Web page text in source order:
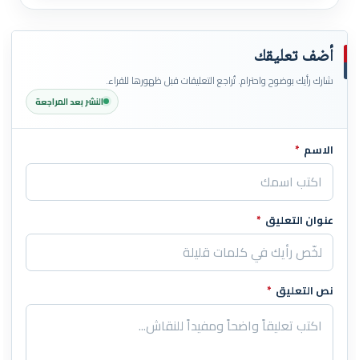
أضف تعليقك
شارك رأيك بوضوح واحترام. تُراجع التعليقات قبل ظهورها للقراء.
النشر بعد المراجعة
اترك هذا الحقل فارغاً
الاسم *
عنوان التعليق *
نص التعليق *